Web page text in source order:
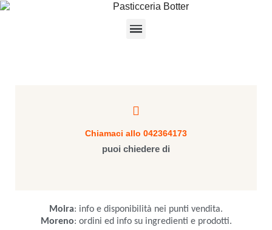
Chiamaci allo 042364173
puoi chiedere di
Moira: info e disponibilità nei punti vendita.
Moreno: ordini ed info su ingredienti e prodotti.